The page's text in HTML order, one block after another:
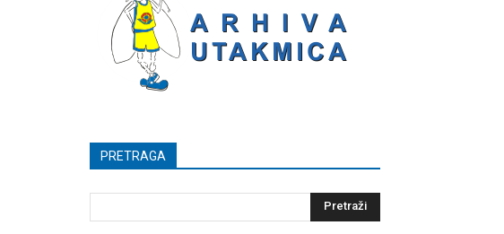
PRETRAGA